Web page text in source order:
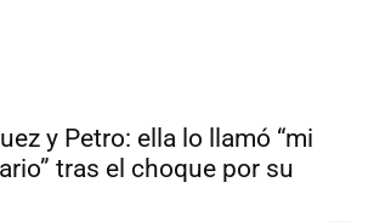
y Petro: ella lo llamó “mi
tras el choque por su